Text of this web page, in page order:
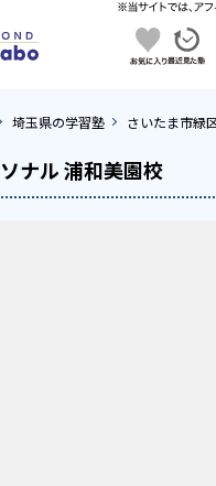
埼玉県の学習塾 さいたま市緑
ナル 浦和美園校